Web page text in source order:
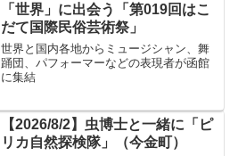
「世界」に出会う「第019回はこ
だて国際民俗芸術祭」
世界と国内各地からミュージシャン、舞
踊団、パフォーマーなどの表現者が函館
に集結
【2026/8/2】虫博士と一緒に「ピ
リカ自然探検隊」（今金町）